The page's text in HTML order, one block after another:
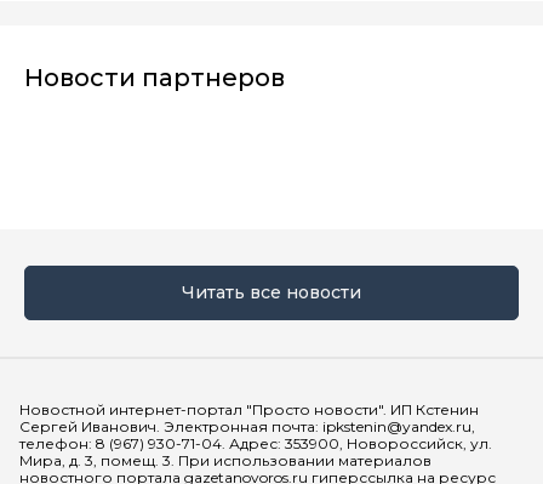
Новости партнеров
Читать все новости
Новостной интернет-портал "Просто новости". ИП Кстенин
Сергей Иванович. Электронная почта: ipkstenin@yandex.ru,
телефон: 8 (967) 930-71-04. Адрес: 353900, Новороссийск, ул.
Мира, д. 3, помещ. 3. При использовании материалов
новостного портала gazetanovoros.ru гиперссылка на ресурс